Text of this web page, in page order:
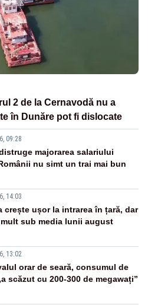
2 de la Cernavodă nu a
în Dunăre pot fi dislocate
09:28
majorarea salariului
nu simt un trai mai bun
14:03
crește ușor la intrarea în țară, dar
mult sub media lunii august
13:02
orar de seară, consumul de
scăzut cu 200-300 de megawați”